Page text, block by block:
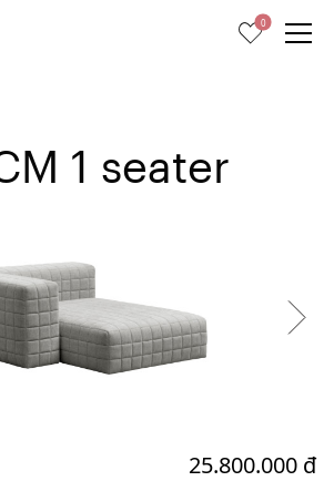
0
1 seater
25.800.000 đ